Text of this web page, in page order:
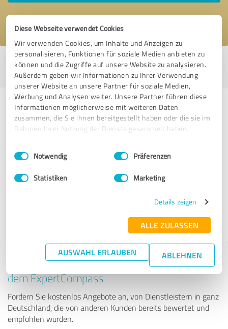
Diese Webseite verwendet Cookies
Wir verwenden Cookies, um Inhalte und Anzeigen zu
personalisieren, Funktionen für soziale Medien anbieten zu
können und die Zugriffe auf unsere Website zu analysieren.
Außerdem geben wir Informationen zu Ihrer Verwendung
unserer Website an unsere Partner für soziale Medien,
Werbung und Analysen weiter. Unsere Partner führen diese
Informationen möglicherweise mit weiteren Daten
zusammen, die Sie ihnen bereitgestellt haben oder die sie im
Rahmen Ihrer Nutzung der Dienste gesammelt haben.
Impressum Datenschutzbestimmungen
Einwilligungsauswahl
Notwendig Präferenzen
Statistiken Marketing
Details zeigen
ALLE ZULASSEN
AUSWAHL ERLAUBEN ABLEHNEN
Ich stimme den
Profil aktiv seit 06.08.2015 |Letzte Aktualisierung: 05.11.2015|Profil
melden
Erfahrungen zu weiteren
Anbietern aus dem Bereich IT-
Xpinion
Tipp: Die passenden Experten finden - mit
dem ExpertCompass
Fordern Sie kostenlos Angebote an, von Dienstleistern in ganz
Deutschland, die von anderen Kunden bereits bewertet und
empfohlen wurden.